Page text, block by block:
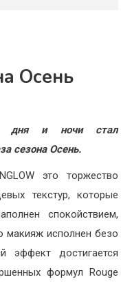
Осень
дня и ночи стал
сезона Осень.
это торжество
текстур, которые
спокойствием,
макияж исполнен безо
эффект достигается
формул Rouge